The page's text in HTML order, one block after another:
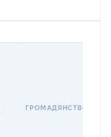
ГРОМАДЯНСТВО